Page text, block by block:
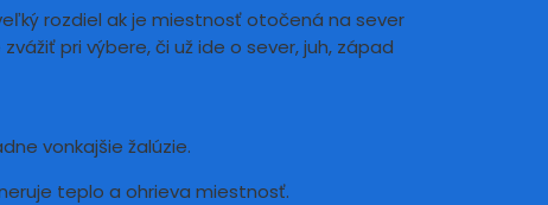
rozdiel ak je miestnosť otočená na sever
pri výbere, či už ide o sever, juh, západ
vonkajšie žalúzie.
teplo a ohrieva miestnosť.